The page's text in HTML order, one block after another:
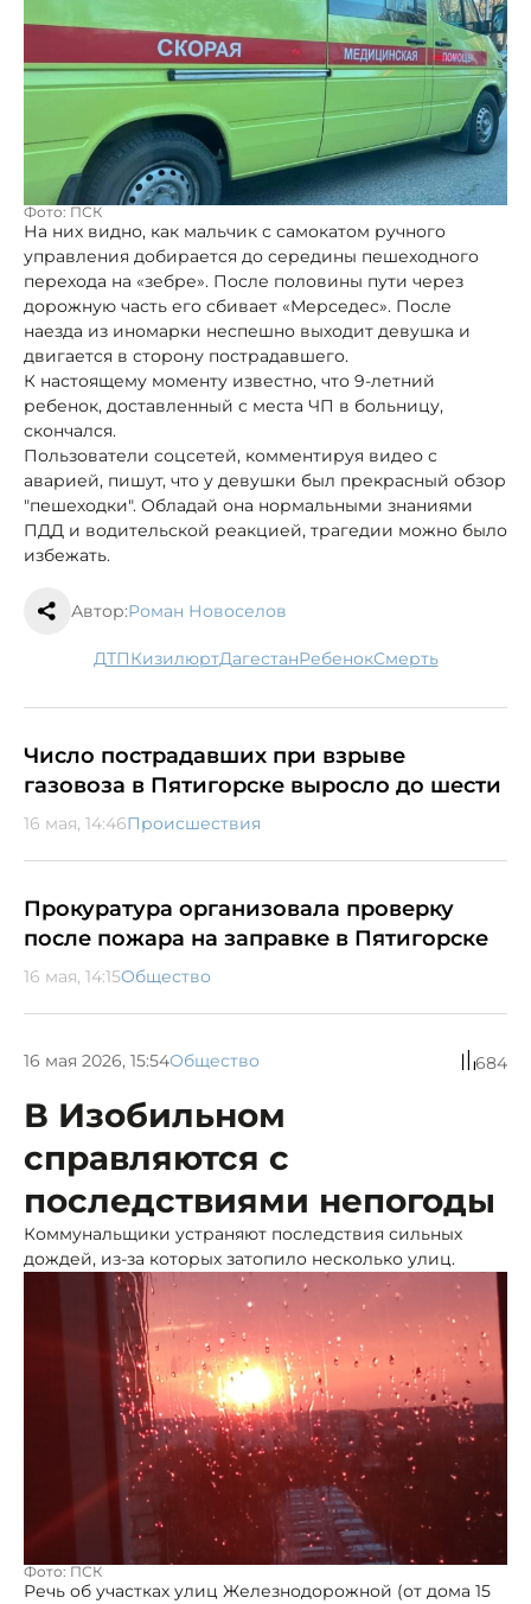
Фото: ПСК
На них видно, как мальчик с самокатом ручного
управления добирается до середины пешеходного
перехода на «зебре». После половины пути через
дорожную часть его сбивает «Мерседес». После
наезда из иномарки неспешно выходит девушка и
двигается в сторону пострадавшего.
К настоящему моменту известно, что 9-летний
ребенок, доставленный с места ЧП в больницу,
скончался.
Пользователи соцсетей, комментируя видео с
аварией, пишут, что у девушки был прекрасный обзор
"пешеходки". Обладай она нормальными знаниями
ПДД и водительской реакцией, трагедии можно было
избежать.
Автор:Роман Новоселов
ДТП Кизилюрт Дагестан ребенок смерть
Число пострадавших при взрыве
газовоза в Пятигорске выросло до шести
16 мая, 14:46Происшествия
Прокуратура организовала проверку
после пожара на заправке в Пятигорске
16 мая, 14:15Общество
16 мая 2026, 15:54Общество 684
В Изобильном
справляются с
последствиями непогоды
Коммунальщики устраняют последствия сильных
дождей, из-за которых затопило несколько улиц.
Фото: ПСК
Речь об участках улиц Железнодорожной (от дома 15